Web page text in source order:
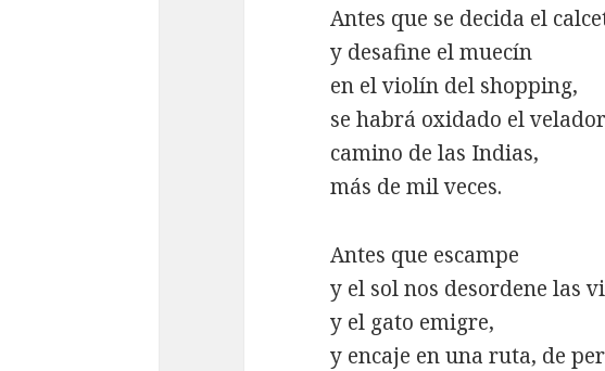
Antes que se decida el
y desafine el muecín
en el violín del shopping,
se habrá oxidado el
camino de las Indias,
más de mil veces.
Antes que escampe
y el sol nos desordene las
y el gato emigre,
y encaje en una ruta, de